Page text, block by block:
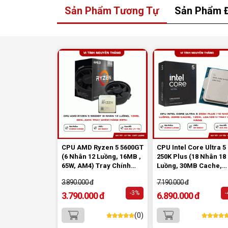
Sản Phẩm Tương Tự Sản Phẩm
CPU AMD Ryzen 5 5600GT
(6 Nhân 12 Luồng, 16MB ,
65W, AM4) Tray Chính
3.890.000 đ
3.790.000 đ -3%
(0)
CPU Intel Core Ultra 5
250K Plus (18 Nhân 18
Luồng, 30MB Cache,
Chính Hãng
7.190.000 đ
6.890.000 đ -